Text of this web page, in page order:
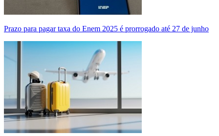
Prazo para pagar taxa do Enem 2025 é prorrogado até 27 de junho